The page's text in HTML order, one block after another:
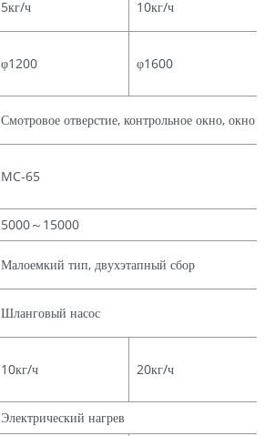
5кг/ч 10кг/ч
φ1200 φ1600
Смотровое отверстие, контрольное окно,
MC-65
5000～15000
Малоемкий тип, двухэтапный сбор
Шланговый насос
10кг/ч 20кг/ч
Электрический нагрев